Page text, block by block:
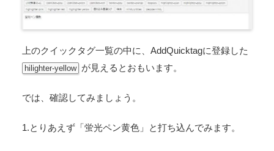
上のクイックタグ一覧の中に、AddQuicktagに登録した
hilighter-yellow が見えるとおもいます。
では、確認してみましょう。
1.とりあえず「蛍光ペン黄色」と打ち込んでみます。